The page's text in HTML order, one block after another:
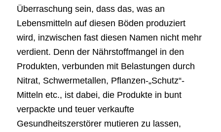
Überraschung sein, dass das, was an
Lebensmitteln auf diesen Böden produziert
wird, inzwischen fast diesen Namen nicht mehr
verdient. Denn der Nährstoffmangel in den
Produkten, verbunden mit Belastungen durch
Nitrat, Schwermetallen, Pflanzen-„Schutz“-
Mitteln etc., ist dabei, die Produkte in bunt
verpackte und teuer verkaufte
Gesundheitszerstörer mutieren zu lassen,